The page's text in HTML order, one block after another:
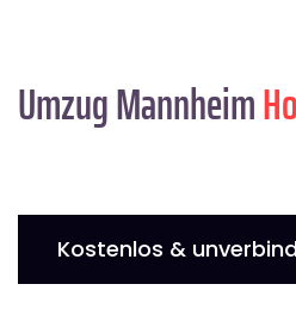
Umzug Mannheim
Kostenlos &